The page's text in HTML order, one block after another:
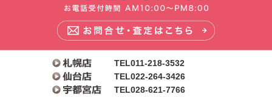
TEL011-218-3532
TEL022-264-3426
TEL028-621-7766